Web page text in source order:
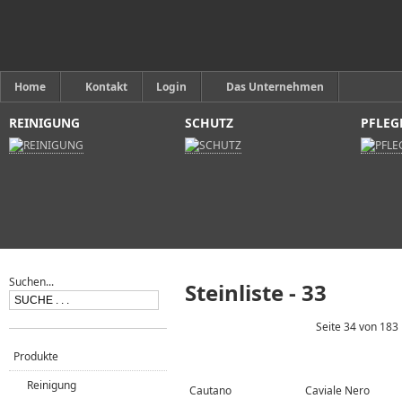
Home Kontakt Login Das Unternehmen
REINIGUNG SCHUTZ
Steinliste - 33
Seite 34 von 183
Cautano
Caviale Nero
Suchen...
Produkte
Reinigung